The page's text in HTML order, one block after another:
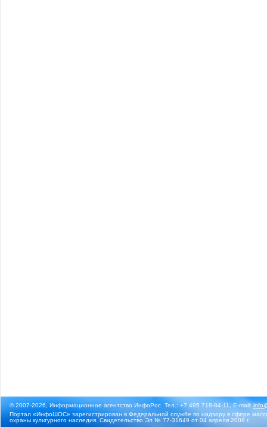
© 2007-2026, Информационное агентство ИнфоРос. Тел.: +7 495 718-84-11, E-mail:
Портал «ИнфоШОС» зарегистрирован в Федеральной службе по надзору в сфере
охраны культурного наследия. Свидетельство Эл № 77-31649 от 04 апреля 2008 г.